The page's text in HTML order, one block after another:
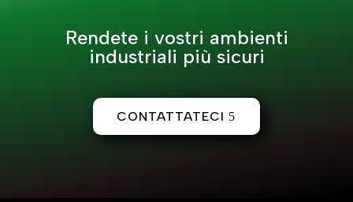
Rendete i vostri ambienti
industriali più sicuri
CONTATTATECI